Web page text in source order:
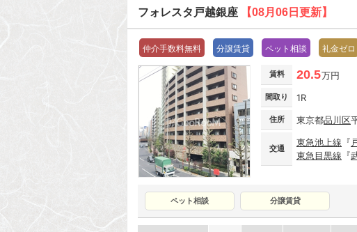
フォレスタ戸越銀座 【08月06日更新】
仲介手数料無料 分譲賃貸 ペット相談 礼金ゼロ
賃料 20.5万円
間取り 1R
住所 東京都品川区
交通
東急池上線 『
東急目黒線 『
ペット相談 分譲賃貸